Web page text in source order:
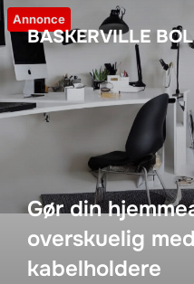
Videre
til
indhold
BASKERVILLE
Annonce
Gør din
overskuelig
kabelholdere